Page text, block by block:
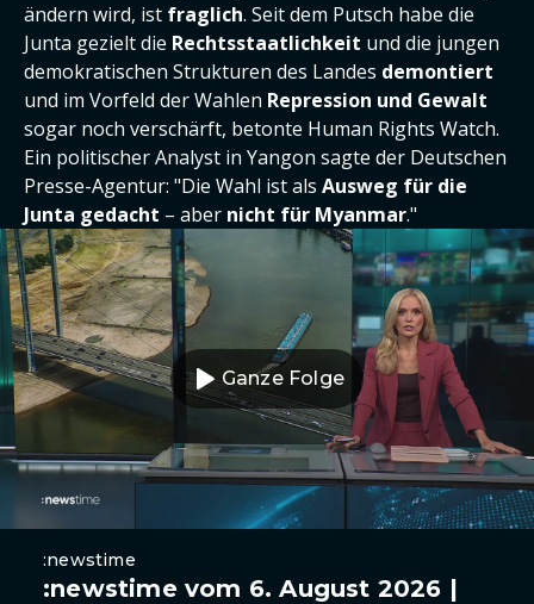
ändern wird, ist fraglich. Seit dem Putsch habe die
Junta gezielt die Rechtsstaatlichkeit und die jungen
demokratischen Strukturen des Landes demontiert
und im Vorfeld der Wahlen Repression und Gewalt
sogar noch verschärft, betonte Human Rights Watch.
Ein politischer Analyst in Yangon sagte der Deutschen
Presse-Agentur: "Die Wahl ist als Ausweg für die
Junta gedacht – aber nicht für Myanmar."
Ganze Folge
:newstime
:newstime vom 6. August 2026 |